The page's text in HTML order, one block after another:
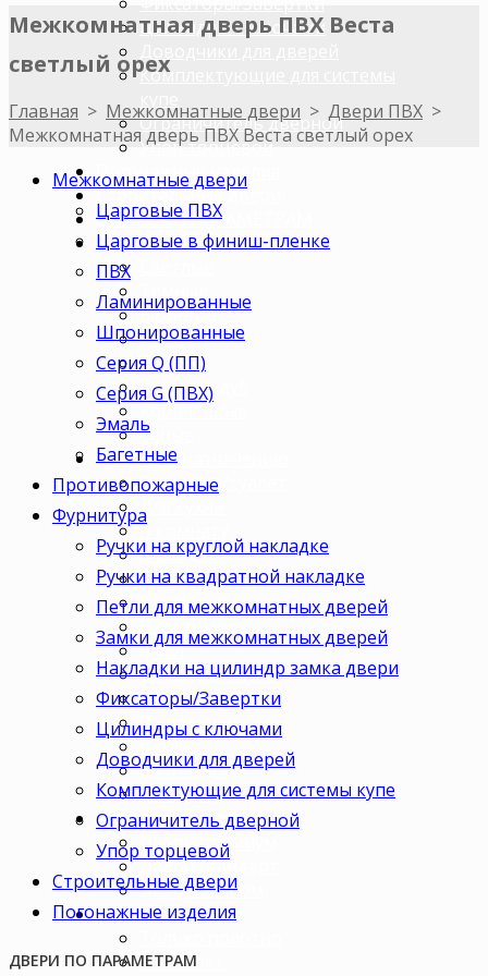
Цилиндры с ключами
Комплектующие для системы
Ограничитель дверной
Упор торцевой
Погонажные изделия
Строительные двери
ДВЕРИ ПО ПАРАМЕТРАМ
Двери по цветам
Бежевые
Венге
Орех
Беленый дуб
Коричневые
Серые
Двери по назначению
В ванную/туалет
Для кухни
В комнату
В кабинет
В детскую
В спальню
В зал
В гардеробную
В коридор
В кладовку
В офис
В коттедж
Для дачи
Ценовая категория
Двери премиум
Двери стандарт
Двери эконом
Комплектация
Комплект
Межкомнатная дверь ПВХ Веста
светлый орех
Главная > Межкомнатные двери > Двери ПВХ >
Межкомнатная дверь ПВХ Веста светлый орех
Межкомнатные двери
Царговые ПВХ
Царговые в финиш-пленке
ПВХ
Ламинированные
Шпонированные
Серия Q (ПП)
Серия G (ПВХ)
Эмаль
Багетные
Противопожарные
Фурнитура
Ручки на круглой накладке
Ручки на квадратной накладке
Петли для межкомнатных дверей
Замки для межкомнатных дверей
Накладки на цилиндр замка двери
Фиксаторы/Завертки
Цилиндры с ключами
Доводчики для дверей
Комплектующие для системы купе
Ограничитель дверной
Упор торцевой
Строительные двери
Погонажные изделия
ДВЕРИ ПО ПАРАМЕТРАМ